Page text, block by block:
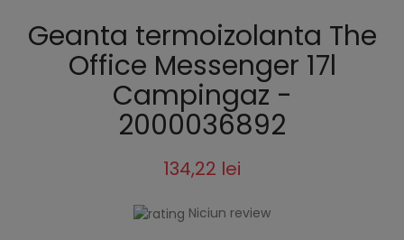
Geanta termoizolanta The
Office Messenger 17l
Campingaz -
2000036892
134,22 lei
Niciun review